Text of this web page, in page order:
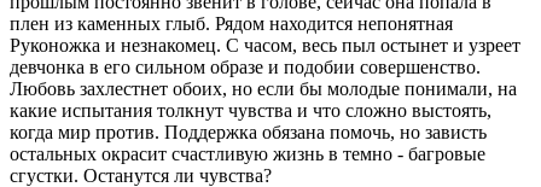
плен из каменных глыб. Рядом находится непонятная
Руконожка и незнакомец. С часом, весь пыл остынет и узреет
девчонка в его сильном образе и подобии совершенство.
Любовь захлестнет обоих, но если бы молодые понимали, на
какие испытания толкнут чувства и что сложно выстоять,
когда мир против. Поддержка обязана помочь, но зависть
остальных окрасит счастливую жизнь в темно - багровые
сгустки. Останутся ли чувства?